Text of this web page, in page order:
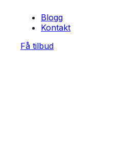
Blogg
Kontakt
Få tilbud